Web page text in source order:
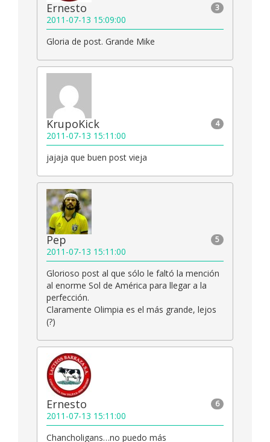
3
Ernesto
2011-07-13 15:09:00
Gloria de post. Grande Mike
4
KrupoKick
2011-07-13 15:11:00
jajaja que buen post vieja
5
Pep
2011-07-13 15:11:00
Glorioso post al que sólo le faltó la mención
al enorme Sol de América para llegar a la
perfección.
Claramente Olimpia es el más grande, lejos
(?)
6
Ernesto
2011-07-13 15:11:00
Chancholigans…no puedo más